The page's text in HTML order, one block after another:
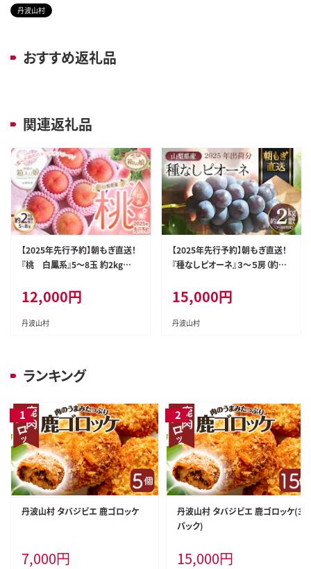
丹波山村
おすすめ返礼品
関連返礼品
【2025年先行予約】朝もぎ直送！
『桃 白鳳系』5～8玉 約2kg規
び抜かれた桃《もも 先行予約》
山梨県産 モモ/ フルーツ 果物
くだもの 人気 産地直送/厳選 贈
12,000円
丹波山村
【2025年先行予約】朝もぎ直送！
『種なしピオーネ』３～５房（約２k
産地直送 フルーツ 果物 くだも
の 甘い 旬 新鮮 朝採れ ジューシ
ー 種無し 送料無料 山梨 やまな
15,000円
丹波山村
ランキング
丹波山村 タバジビエ 鹿ゴロッケ
7,000円
丹波山村 タバジビエ 鹿ゴロッケ(3
パック)
15,000円